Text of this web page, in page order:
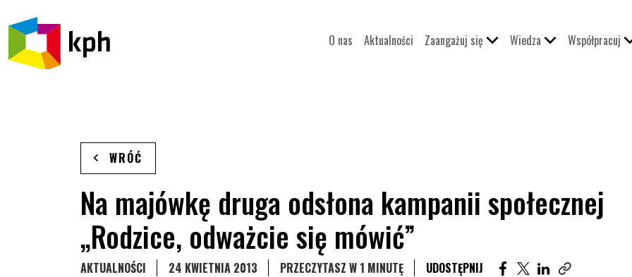
PRZEJDŹ DO TREŚCI
O nas Aktualności Zaangażuj się Wiedza Współpracuj
WRÓĆ
Na majówkę druga odsłona kampanii społecznej
„Rodzice, odważcie się mówić”
STRONA KATEGORII WPISÓW
AKTUALNOŚCI 24 KWIETNIA 2013 PRZECZYTASZ W 1 MINUTĘ UDOSTĘPNIJ UDOSTĘPNIJ ARTYKUŁ
UDOSTĘPNIJ
UDOSTĘPNIJ